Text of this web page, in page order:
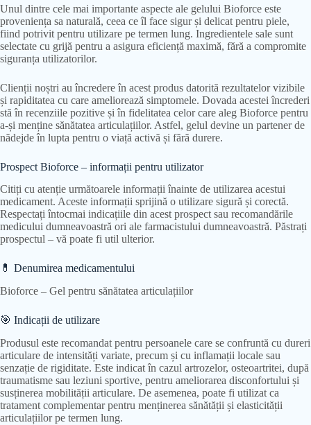
Unul dintre cele mai importante aspecte ale gelului Bioforce este
proveniența sa naturală, ceea ce îl face sigur și delicat pentru piele,
fiind potrivit pentru utilizare pe termen lung. Ingredientele sale sunt
selectate cu grijă pentru a asigura eficiență maximă, fără a compromite
siguranța utilizatorilor.
Clienții noștri au încredere în acest produs datorită rezultatelor vizibile
și rapiditatea cu care ameliorează simptomele. Dovada acestei încrederi
stă în recenziile pozitive și în fidelitatea celor care aleg Bioforce pentru
a-și menține sănătatea articulațiilor. Astfel, gelul devine un partener de
nădejde în lupta pentru o viață activă și fără durere.
Prospect Bioforce – informații pentru utilizator
Citiți cu atenție următoarele informații înainte de utilizarea acestui
medicament. Aceste informații sprijină o utilizare sigură și corectă.
Respectați întocmai indicațiile din acest prospect sau recomandările
medicului dumneavoastră ori ale farmacistului dumneavoastră. Păstrați
prospectul – vă poate fi util ulterior.
💊 Denumirea medicamentului
Bioforce – Gel pentru sănătatea articulațiilor
🎯 Indicații de utilizare
Produsul este recomandat pentru persoanele care se confruntă cu dureri
articulare de intensități variate, precum și cu inflamații locale sau
senzație de rigiditate. Este indicat în cazul artrozelor, osteoartritei, după
traumatisme sau leziuni sportive, pentru ameliorarea disconfortului și
susținerea mobilității articulare. De asemenea, poate fi utilizat ca
tratament complementar pentru menținerea sănătății și elasticității
articulațiilor pe termen lung.